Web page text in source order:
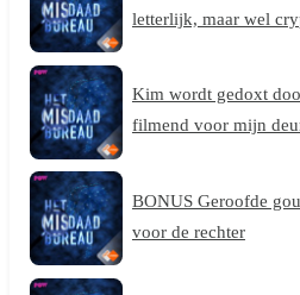
letterlijk, maar wel
Kim wordt gedoxt
filmend voor mijn
BONUS Geroofde
voor de rechter